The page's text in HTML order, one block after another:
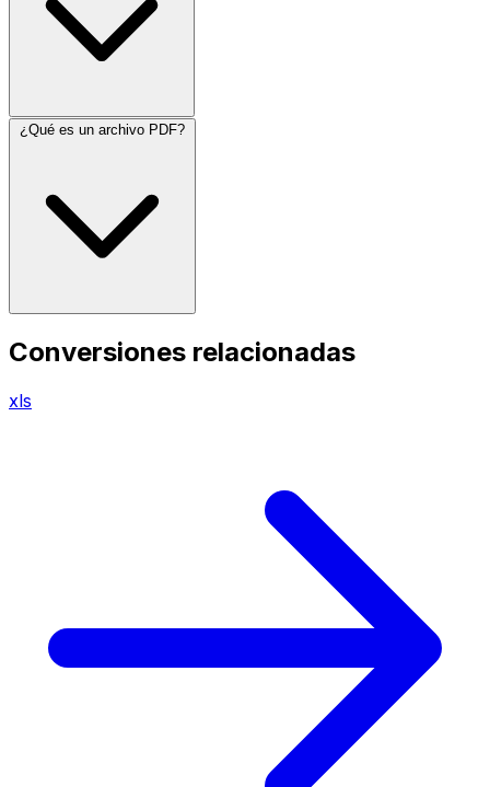
¿Qué es un archivo PDF?
Conversiones relacionadas
xls